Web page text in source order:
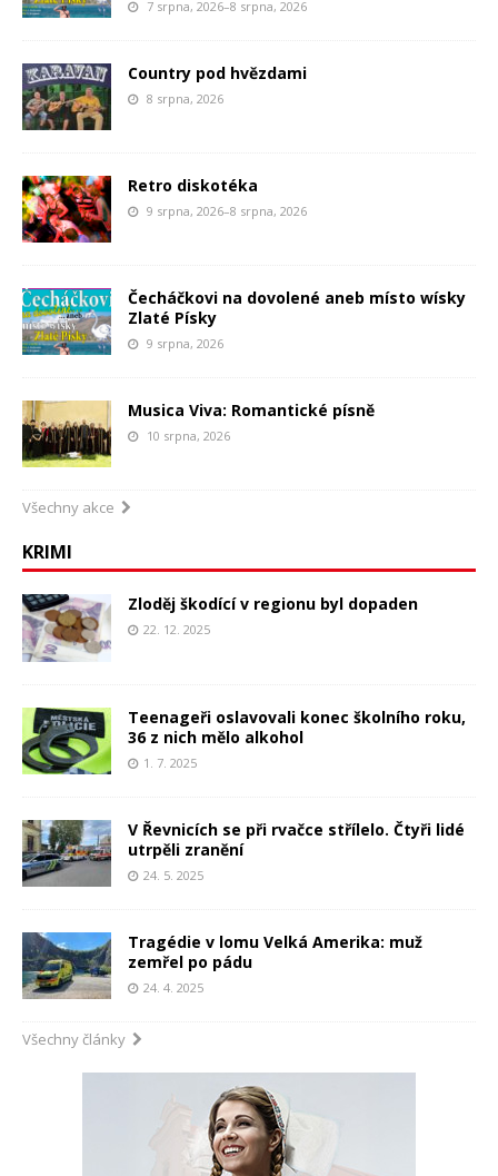
7 srpna, 2026–8 srpna, 2026
Country pod hvězdami
8 srpna, 2026
Retro diskotéka
9 srpna, 2026–8 srpna, 2026
Čecháčkovi na dovolené aneb místo wísky
Zlaté Písky
9 srpna, 2026
Musica Viva: Romantické písně
10 srpna, 2026
Všechny akce
KRIMI
Zloděj škodící v regionu byl dopaden
22. 12. 2025
Teenageři oslavovali konec školního roku,
36 z nich mělo alkohol
1. 7. 2025
V Řevnicích se při rvačce střílelo. Čtyři lidé
utrpěli zranění
24. 5. 2025
Tragédie v lomu Velká Amerika: muž
zemřel po pádu
24. 4. 2025
Všechny články